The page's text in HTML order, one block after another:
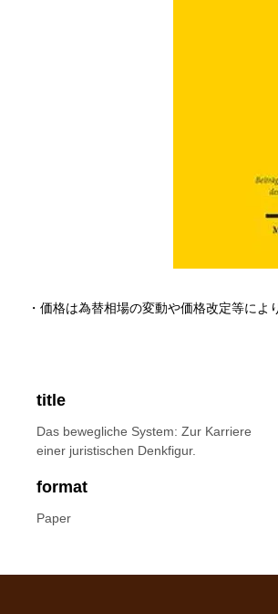
title
Das bewegliche System: Zur Karriere
einer juristischen Denkfigur.
format
Paper
・価格は為替相場の変動や価格改定等に